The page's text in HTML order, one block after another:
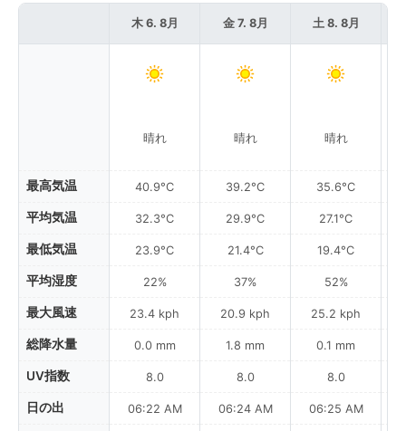
最高気温
平均気温
最低気温
平均湿度
最大風速
総降水量
UV指数
日の出
木 6. 8月
晴れ
40.9°C
32.3°C
23.9°C
22%
23.4 kph
0.0 mm
8.0
06:22 AM
金 7. 8月
晴れ
39.2°C
29.9°C
21.4°C
37%
20.9 kph
1.8 mm
8.0
06:24 AM
土 8. 8月
晴れ
35.6°C
27.1°C
19.4°C
52%
25.2 kph
0.1 mm
8.0
06:25 AM